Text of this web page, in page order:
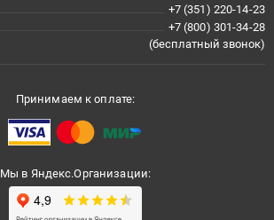
+7 (351) 220-14-23
+7 (800) 301-34-28
(бесплатный звонок)
Принимаем к оплате:
Мы в Яндекс.Организации: